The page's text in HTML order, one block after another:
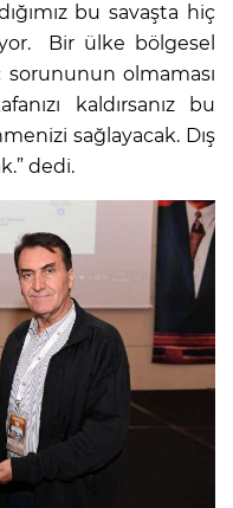
bu savaşta hiç
Bir ülke bölgesel
olmaması
kaldırsanız bu
sağlayacak. Dış
dedi.